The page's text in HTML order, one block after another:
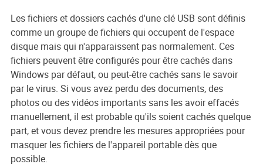
Les fichiers et dossiers cachés d'une clé USB sont définis
comme un groupe de fichiers qui occupent de l'espace
disque mais qui n'apparaissent pas normalement. Ces
fichiers peuvent être configurés pour être cachés dans
Windows par défaut, ou peut-être cachés sans le savoir
par le virus. Si vous avez perdu des documents, des
photos ou des vidéos importants sans les avoir effacés
manuellement, il est probable qu'ils soient cachés quelque
part, et vous devez prendre les mesures appropriées pour
masquer les fichiers de l'appareil portable dès que
possible.